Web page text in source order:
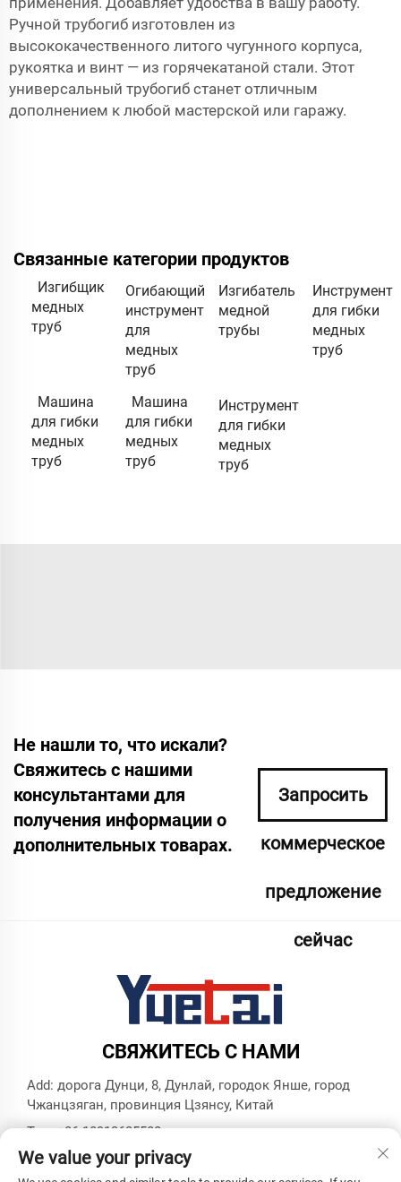
Ручной трубогиб изготовлен из
высококачественного литого чугунного корпуса,
рукоятка и винт — из горячекатаной стали. Этот
универсальный трубогиб станет отличным
дополнением к любой мастерской или гаражу.
Связанные категории продуктов
Изгибщик
медных
труб
Огибающий
инструмент
для
медных
труб
Изгибатель
медной
трубы
Инструмент
для гибки
медных
труб
Машина
для гибки
медных
труб
Машина
для гибки
медных
труб
Инструмент
для гибки
медных
труб
Не нашли то, что искали?
Свяжитесь с нашими
консультантами для
получения информации о
дополнительных товарах.
Запросить
коммерческое
предложение
сейчас
СВЯЖИТЕСЬ С НАМИ
Add: дорога Дунци, 8, Дунлай, городок Янше, город
Чжанцзяган, провинция Цзянсу, Китай
Тел.:+86 18913625580
Эл. почта: [email protected]
We value your privacy